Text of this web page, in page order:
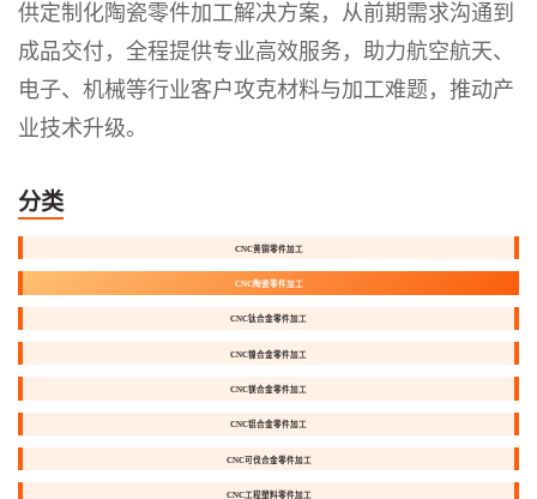
供定制化陶瓷零件加工解决方案，从前期需求沟通到
成品交付，全程提供专业高效服务，助力航空航天、
电子、机械等行业客户攻克材料与加工难题，推动产
业技术升级。
分类
CNC黄铜零件加工
CNC陶瓷零件加工
CNC钛合金零件加工
CNC镍合金零件加工
CNC镁合金零件加工
CNC铝合金零件加工
CNC可伐合金零件加工
CNC工程塑料零件加工